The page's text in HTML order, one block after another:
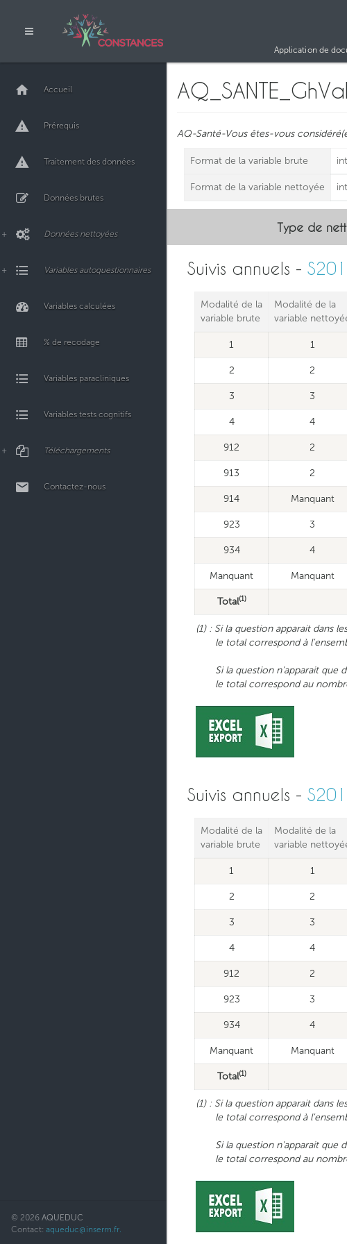
Application de
AQ-Santé-Vous êtes-vous
Format de la variable brute
Format de la variable nettoyée
Type de
Suivis annuels -
Modalité de la
variable brute
Modalité de la
variable
1 1
2 2
3 3
4 4
912 2
913 2
914 Manquant
923 3
934 4
Manquant Manquant
Total(1)
(1) : Si la question apparait dans
le total correspond à
Si la question n'apparait que
le total correspond au nombre
Suivis annuels -
Modalité de la
variable brute
Modalité de la
variable
1 1
2 2
3 3
4 4
912 2
923 3
934 4
Manquant Manquant
Total(1)
(1) : Si la question apparait dans
le total correspond à
Si la question n'apparait que
le total correspond au nombre
Accueil
Prérequis
Traitement des données
Données brutes
Données nettoyées
Variables autoquestionnaires
Variables calculées
% de recodage
Variables paracliniques
Variables tests cognitifs
Téléchargements
Contactez-nous
© 2026 AQUEDUC
Contact: aqueduc@inserm.fr.